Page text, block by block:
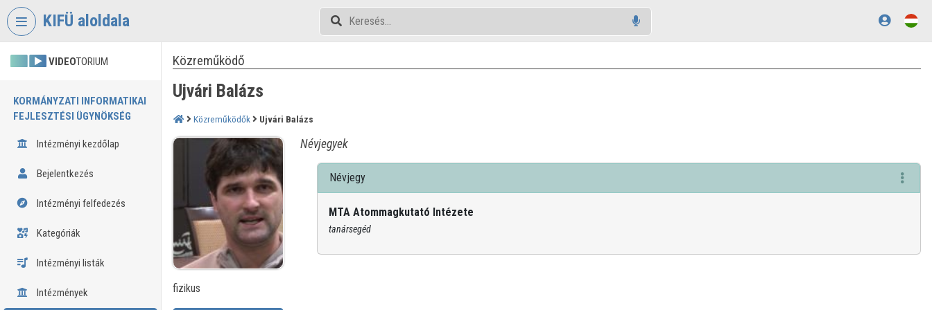
Fejléc kihagyása
KIFÜ aloldala
VIDEOTORIUM
KORMÁNYZATI INFORMATIKAI
FEJLESZTÉSI ÜGYNÖKSÉG
Intézményi kezdőlap
Bejelentkezés
Intézményi felfedezés
Kategóriák
Intézményi listák
Intézmények
Közreműködő
Ujvári Balázs
Közreműködők Ujvári Balázs
fizikus
Névjegyek
Névjegy
MTA Atommagkutató Intézete
tanársegéd